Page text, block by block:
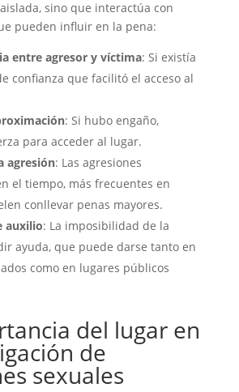
sino que interactúa con
pueden influir en la pena:
entre agresor y víctima: Si existía
confianza que facilitó el acceso al
: Si hubo engaño,
para acceder al lugar.
agresión: Las agresiones
el tiempo, más frecuentes en
conllevar penas mayores.
auxilio: La imposibilidad de la
ayuda, que puede darse tanto en
como en lugares públicos
del lugar en
de
sexuales